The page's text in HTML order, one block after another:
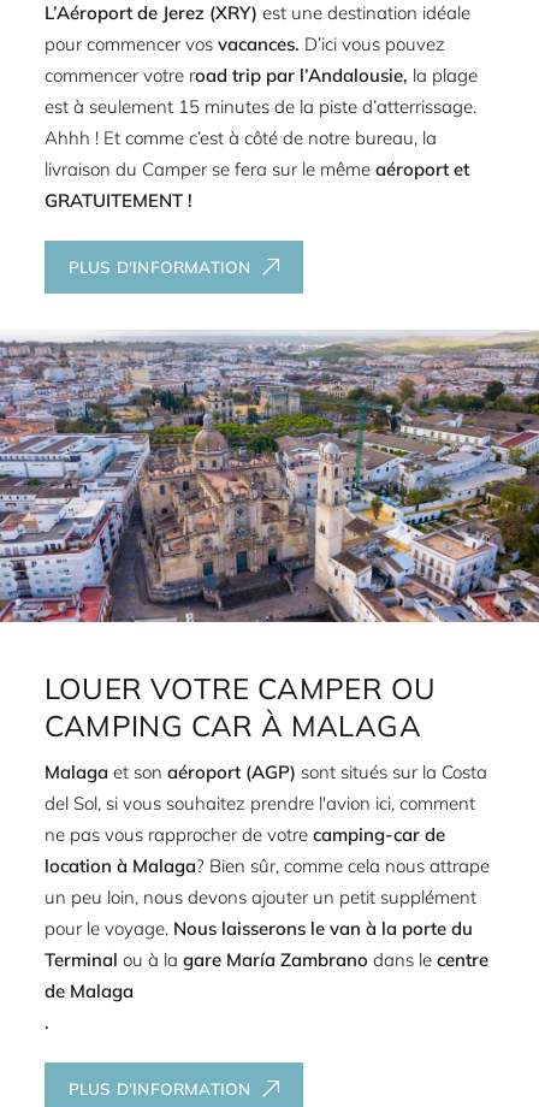
L’Aéroport de Jerez (XRY) est une destination idéale
pour commencer vos vacances. D’ici vous pouvez
commencer votre road trip par l’Andalousie, la plage
est à seulement 15 minutes de la piste d’atterrissage.
Ahhh ! Et comme c’est à côté de notre bureau, la
livraison du Camper se fera sur le même aéroport et
GRATUITEMENT !
PLUS D'INFORMATION
LOUER VOTRE CAMPER OU
CAMPING CAR À MALAGA
Malaga et son aéroport (AGP) sont situés sur la Costa
del Sol, si vous souhaitez prendre l'avion ici, comment
ne pas vous rapprocher de votre camping-car de
location à Malaga? Bien sûr, comme cela nous attrape
un peu loin, nous devons ajouter un petit supplément
pour le voyage. Nous laisserons le van à la porte du
Terminal ou à la gare María Zambrano dans le centre
de Malaga
.
PLUS D'INFORMATION